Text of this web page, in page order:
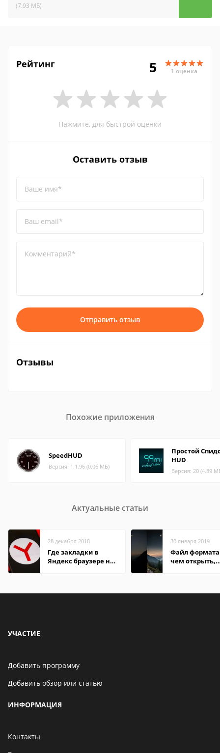
(7.93 МБ)
Рейтинг 5 1 оценка
Нажмите, для быстрой оценки
Оставить отзыв
Ваше имя*
Ваш email*
Комментарий*
Отправить отзыв
Отзывы
Похожие приложения
SpeedHUD
Версия: 1.1.96 (0.06 МБ)
Простой
HUD
Версия: 20 (4.89
Актуальные статьи
28 декабря 2018
Где закладки в
Яндекс браузере на
30 января 2019
Файл
чем открыть,
УЧАСТИЕ
Добавить программу
Добавить обзор или статью
ИНФОРМАЦИЯ
Контакты